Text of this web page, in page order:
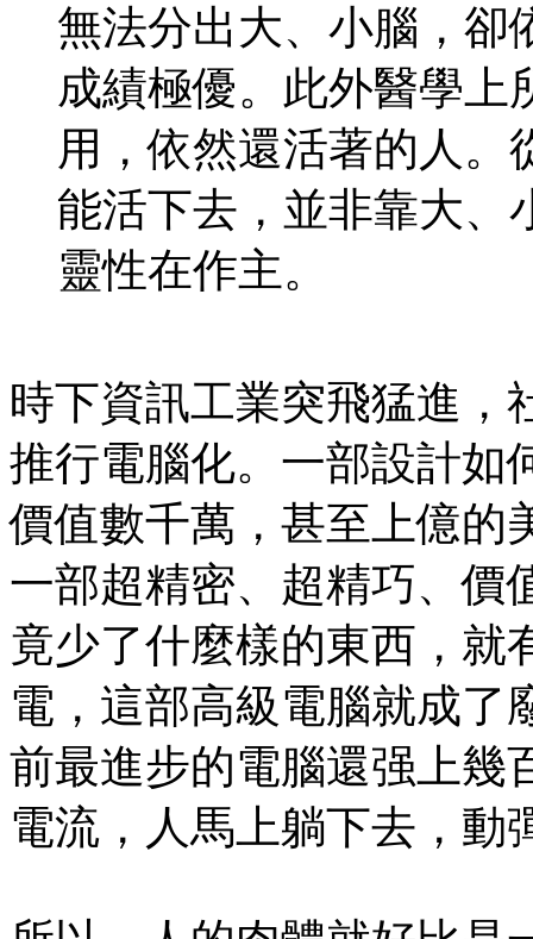
無法分出大、小腦，卻
成績極優。此外醫學上
用，依然還活著的人。
能活下去，並非靠大、
靈性在作主。
時下資訊工業突飛猛進，
推行電腦化。一部設計如
價值數千萬，甚至上億的
一部超精密、超精巧、價
竟少了什麼樣的東西，就
電，這部高級電腦就成了
前最進步的電腦還强上幾
電流，人馬上躺下去，動